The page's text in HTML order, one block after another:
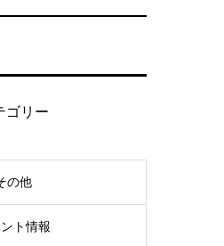
ゴリー
の他
ト情報